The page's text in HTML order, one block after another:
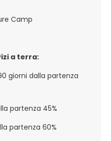
Camp
a terra:
giorni dalla partenza
partenza 45%
partenza 60%